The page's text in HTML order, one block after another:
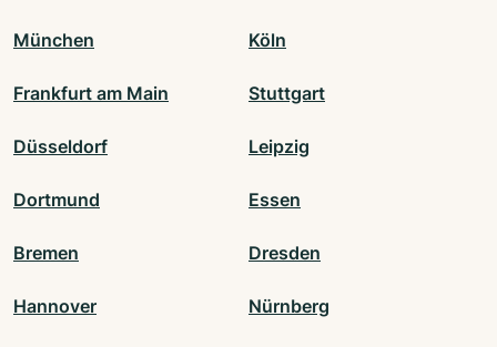
München Köln
Frankfurt am Main Stuttgart
Düsseldorf Leipzig
Dortmund Essen
Bremen Dresden
Hannover Nürnberg